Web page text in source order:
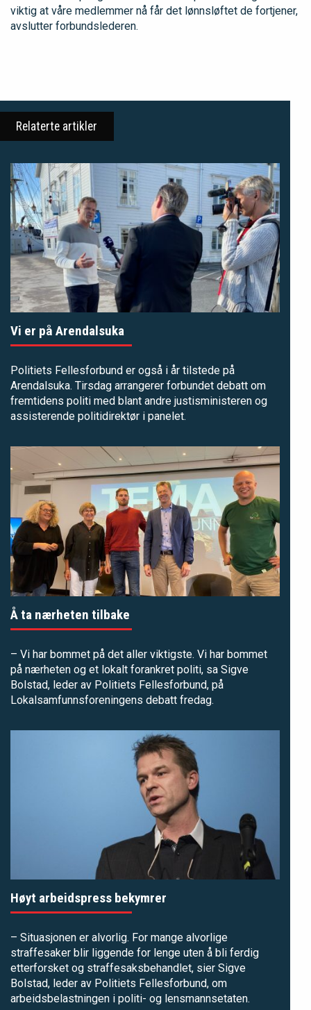
viktig at våre medlemmer nå får det lønnsløftet de fortjener,
avslutter forbundslederen.
Relaterte artikler
Vi er på Arendalsuka
Politiets Fellesforbund er også i år tilstede på
Arendalsuka. Tirsdag arrangerer forbundet debatt om
fremtidens politi med blant andre justisministeren og
assisterende politidirektør i panelet.
Å ta nærheten tilbake
– Vi har bommet på det aller viktigste. Vi har bommet
på nærheten og et lokalt forankret politi, sa Sigve
Bolstad, leder av Politiets Fellesforbund, på
Lokalsamfunnsforeningens debatt fredag.
Høyt arbeidspress bekymrer
– Situasjonen er alvorlig. For mange alvorlige
straffesaker blir liggende for lenge uten å bli ferdig
etterforsket og straffesaksbehandlet, sier Sigve
Bolstad, leder av Politiets Fellesforbund, om
arbeidsbelastningen i politi- og lensmannsetaten.